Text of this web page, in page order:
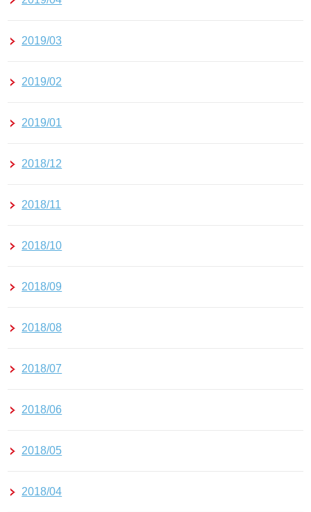
2019/03
2019/02
2019/01
2018/12
2018/11
2018/10
2018/09
2018/08
2018/07
2018/06
2018/05
2018/04